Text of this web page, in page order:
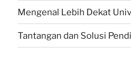
Mengenal Lebih Dekat
Tantangan dan Solusi